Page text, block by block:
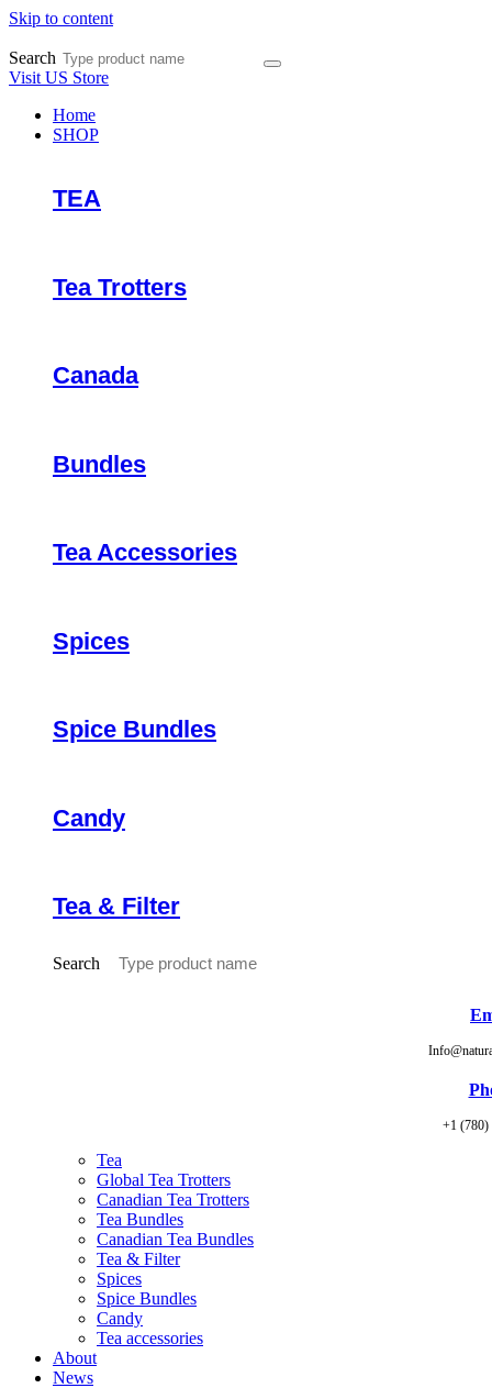
Skip to content
Search
Visit US Store
Home
SHOP
TEA
Tea Trotters
Canada
Bundles
Tea Accessories
Spices
Spice Bundles
Candy
Tea & Filter
Search
+1 (780)
Tea
Global Tea Trotters
Canadian Tea Trotters
Tea Bundles
Canadian Tea Bundles
Tea & Filter
Spices
Spice Bundles
Candy
Tea accessories
About
News